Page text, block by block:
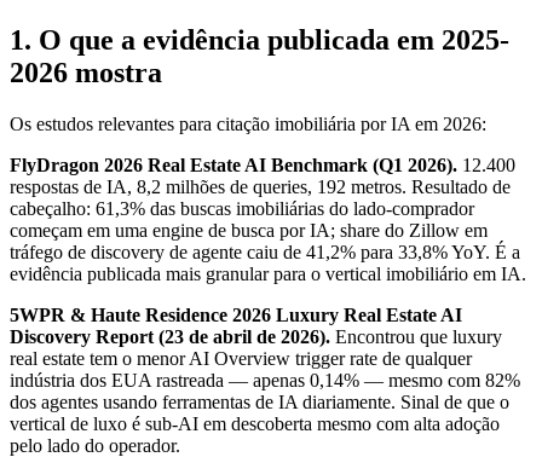
1. O que a evidência publicada em 2025-
2026 mostra
Os estudos relevantes para citação imobiliária por IA em 2026:
FlyDragon 2026 Real Estate AI Benchmark (Q1 2026). 12.400
respostas de IA, 8,2 milhões de queries, 192 metros. Resultado de
cabeçalho: 61,3% das buscas imobiliárias do lado-comprador
começam em uma engine de busca por IA; share do Zillow em
tráfego de discovery de agente caiu de 41,2% para 33,8% YoY. É a
evidência publicada mais granular para o vertical imobiliário em IA.
5WPR & Haute Residence 2026 Luxury Real Estate AI
Discovery Report (23 de abril de 2026). Encontrou que luxury
real estate tem o menor AI Overview trigger rate de qualquer
indústria dos EUA rastreada — apenas 0,14% — mesmo com 82%
dos agentes usando ferramentas de IA diariamente. Sinal de que o
vertical de luxo é sub-AI em descoberta mesmo com alta adoção
pelo lado do operador.